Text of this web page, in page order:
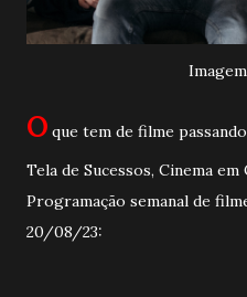
O que tem de filme
Tela de Sucessos, Cinema
Programação semanal de
20/08/23: